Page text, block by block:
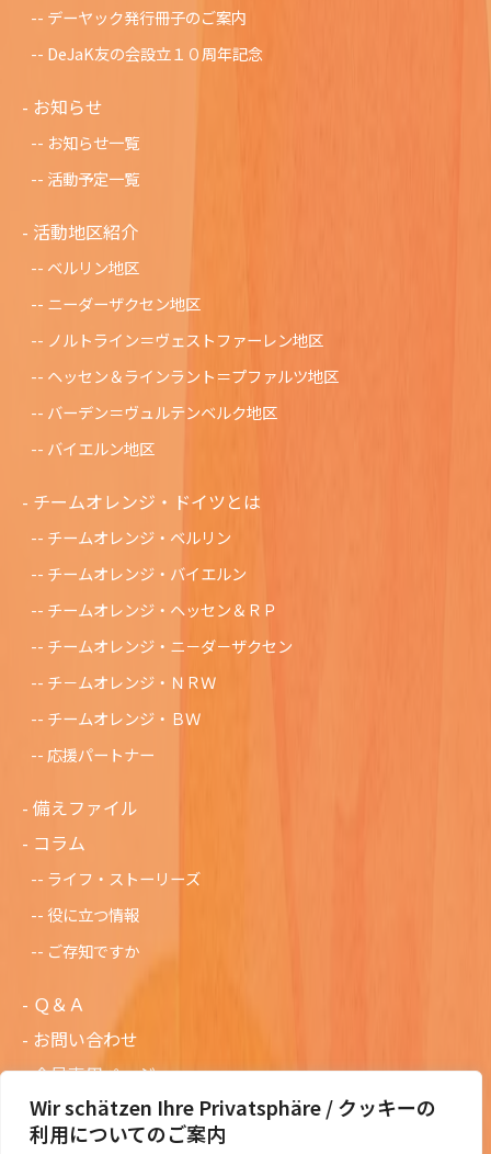
Wir schätzen Ihre Privatsphäre / クッキーの
利用についてのご案内
デーヤック発行冊子のご案内
DeJaK友の会設立１０周年記念
お知らせ
お知らせ一覧
活動予定一覧
活動地区紹介
ベルリン地区
ニーダーザクセン地区
ノルトライン＝ヴェストファーレン地区
ヘッセン＆ラインラント＝プファルツ地区
バーデン＝ヴュルテンベルク地区
バイエルン地区
チームオレンジ・ドイツとは
チームオレンジ・ベルリン
チームオレンジ・バイエルン
チームオレンジ・ヘッセン＆ＲＰ
チームオレンジ・ニ－ダ－ザクセン
チ－ムオレンジ・ＮＲＷ
チームオレンジ・ＢＷ
応援パートナー
備えファイル
コラム
ライフ・ストーリーズ
役に立つ情報
ご存知ですか
Ｑ＆Ａ
お問い合わせ
会員専用ページ
ニュースレターバックナンバー
過去の講演資料